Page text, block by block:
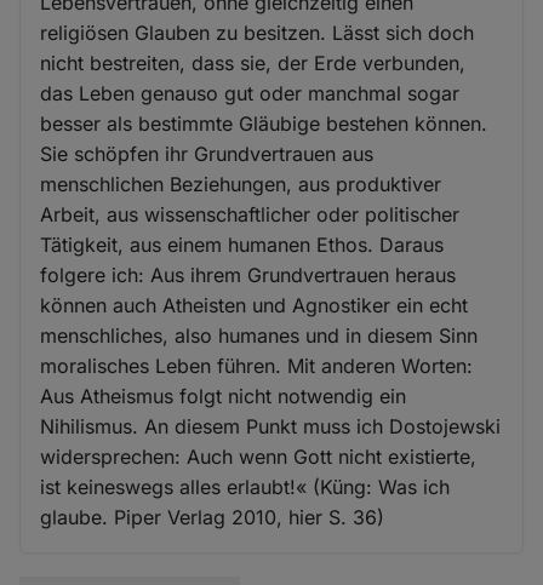
religiösen Glauben zu besitzen. Lässt sich doch
nicht bestreiten, dass sie, der Erde verbunden,
das Leben genauso gut oder manchmal sogar
besser als bestimmte Gläubige bestehen können.
Sie schöpfen ihr Grundvertrauen aus
menschlichen Beziehungen, aus produktiver
Arbeit, aus wissenschaftlicher oder politischer
Tätigkeit, aus einem humanen Ethos. Daraus
folgere ich: Aus ihrem Grundvertrauen heraus
können auch Atheisten und Agnostiker ein echt
menschliches, also humanes und in diesem Sinn
moralisches Leben führen. Mit anderen Worten:
Aus Atheismus folgt nicht notwendig ein
Nihilismus. An diesem Punkt muss ich Dostojewski
widersprechen: Auch wenn Gott nicht existierte,
ist keineswegs alles erlaubt!« (Küng: Was ich
glaube. Piper Verlag 2010, hier S. 36)